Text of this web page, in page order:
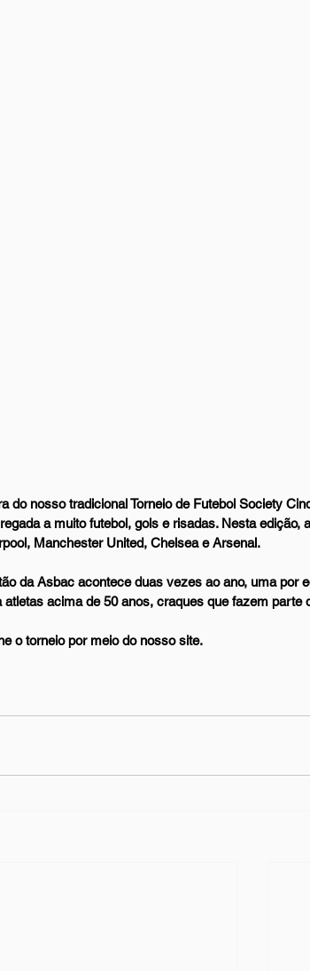
do nosso tradicional Torneio de Futebol Society
a muito futebol, gols e risadas. Nesta edição,
Manchester United, Chelsea e Arsenal.
da Asbac acontece duas vezes ao ano, uma por
acima de 50 anos, craques que fazem parte
o torneio por meio do nosso site.